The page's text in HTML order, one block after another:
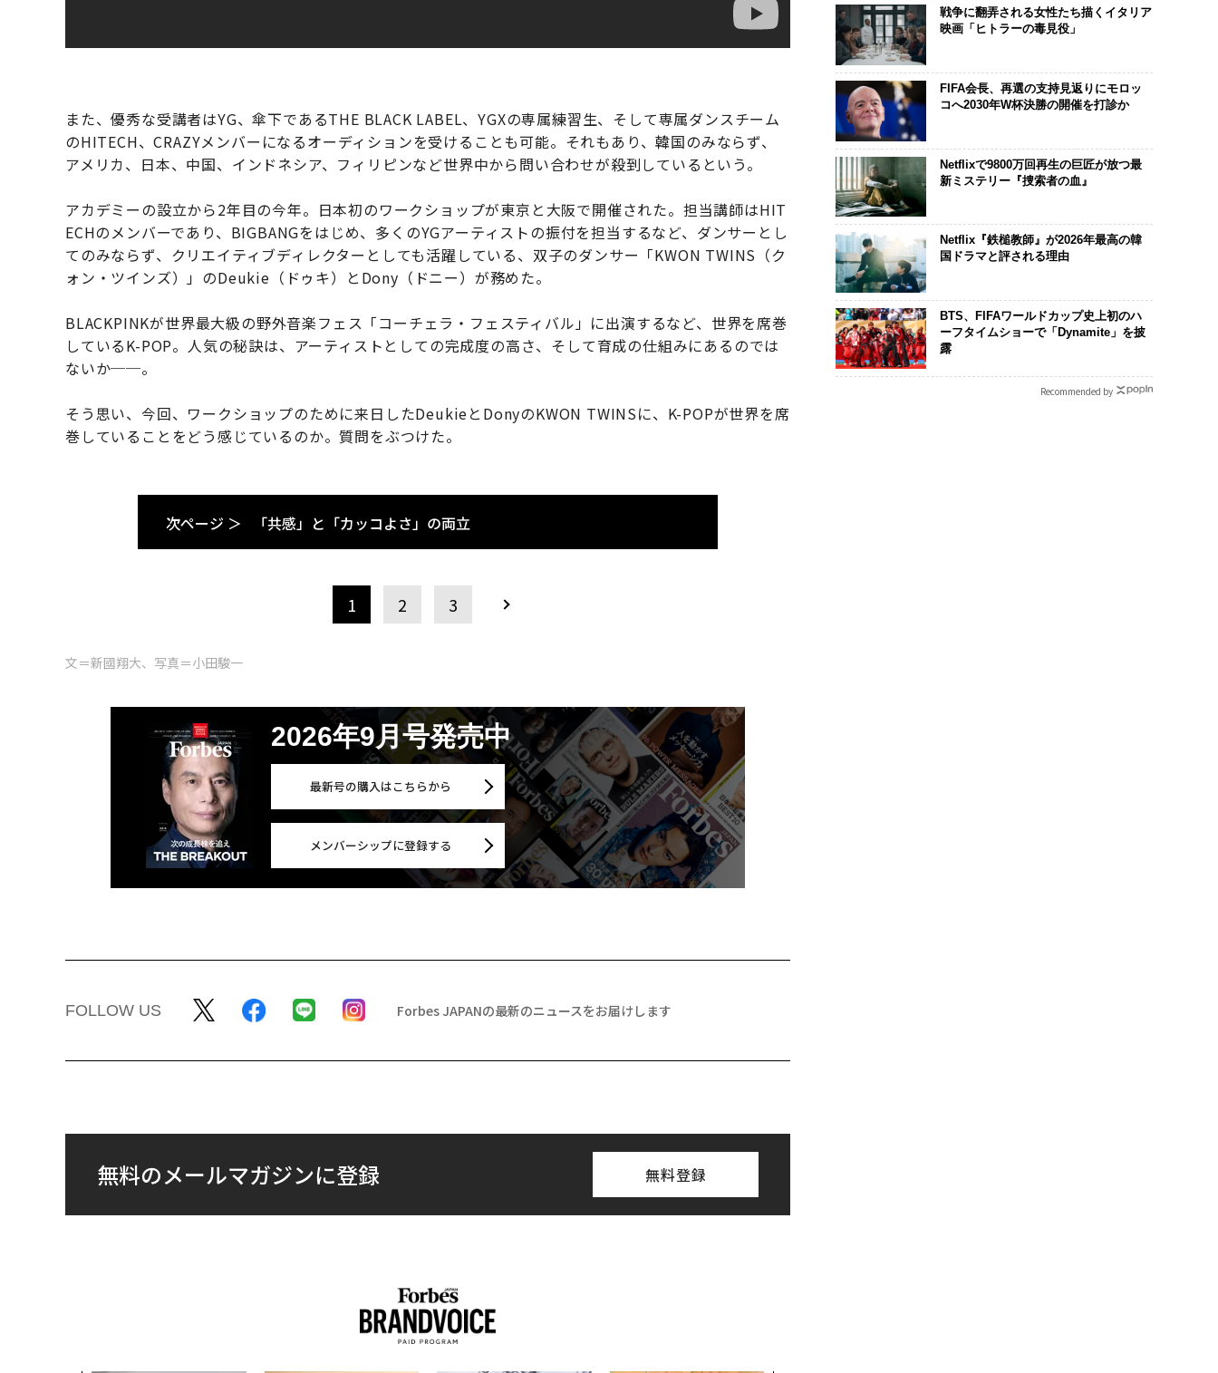
また、優秀な受講者はYG、傘下であるTHE BLACK LABEL、YGXの専属練習生、そして専属ダンスチーム
のHITECH、CRAZYメンバーになるオーディションを受けることも可能。それもあり、韓国のみならず、
アメリカ、日本、中国、インドネシア、フィリピンなど世界中から問い合わせが殺到しているという。
アカデミーの設立から2年目の今年。日本初のワークショップが東京と大阪で開催された。担当講師はHIT
ECHのメンバーであり、BIGBANGをはじめ、多くのYGアーティストの振付を担当するなど、ダンサーとし
てのみならず、クリエイティブディレクターとしても活躍している、双子のダンサー「KWON TWINS（ク
ォン・ツインズ）」のDeukie（ドゥキ）とDony（ドニー）が務めた。
BLACKPINKが世界最大級の野外音楽フェス「コーチェラ・フェスティバル」に出演するなど、世界を席巻
しているK-POP。人気の秘訣は、アーティストとしての完成度の高さ、そして育成の仕組みにあるのでは
ないか──。
そう思い、今回、ワークショップのために来日したDeukieとDonyのKWON TWINSに、K-POPが世界を席
巻していることをどう感じているのか。質問をぶつけた。
次ページ ＞ 「共感」と「カッコよさ」の両立
1 2 3
文＝新國翔大、写真＝小田駿一
2026年9月号発売中
最新号の購入はこちらから
メンバーシップに登録する
FOLLOW US Forbes JAPANの最新のニュースをお届けします
無料のメールマガジンに登録 無料登録
戦争に翻弄される女性たち描くイタリア
映画「ヒトラーの毒見役」
FIFA会長、再選の支持見返りにモロッ
コへ2030年W杯決勝の開催を打診か
Netflixで9800万回再生の巨匠が放つ最
新ミステリー『捜索者の血』
Netflix『鉄槌教師』が2026年最高の韓
国ドラマと評される理由
BTS、FIFAワールドカップ史上初のハ
ーフタイムショーで「Dynamite」を披
露
Recommended by